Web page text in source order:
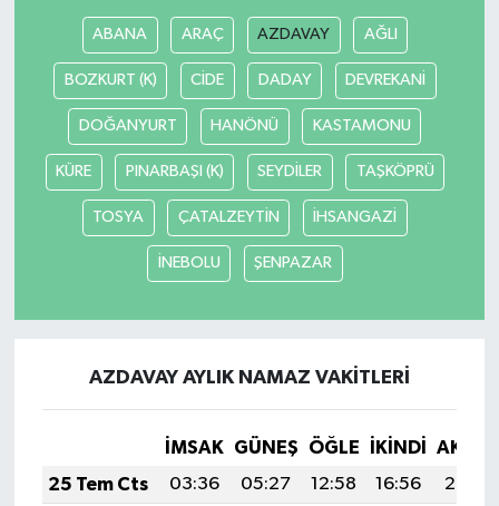
ABANA ARAÇ AZDAVAY AĞLI
BOZKURT (K) CİDE DADAY DEVREKANİ
DOĞANYURT HANÖNÜ KASTAMONU
KÜRE PINARBAŞI (K) SEYDİLER TAŞKÖPRÜ
TOSYA ÇATALZEYTİN İHSANGAZİ
İNEBOLU ŞENPAZAR
AZDAVAY AYLIK NAMAZ VAKITLERI
İMSAK GÜNEŞ ÖĞLE İKINDI
25 Tem Cts
03:36 05:27 12:58 16:56
20:20